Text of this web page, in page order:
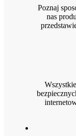
Poznaj
nas